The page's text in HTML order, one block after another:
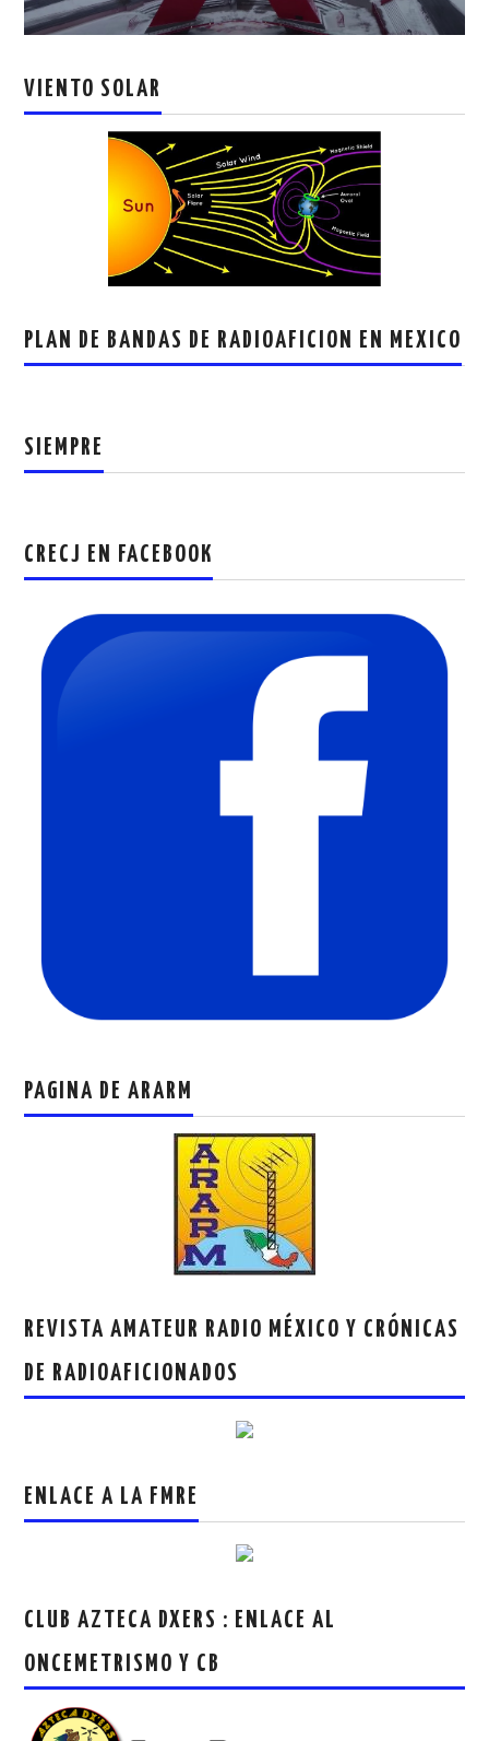
VIENTO SOLAR
PLAN DE BANDAS DE RADIOAFICION EN MEXICO
SIEMPRE
CRECJ EN FACEBOOK
PAGINA DE ARARM
REVISTA AMATEUR RADIO MÉXICO Y CRÓNICAS
DE RADIOAFICIONADOS
ENLACE A LA FMRE
CLUB AZTECA DXERS : ENLACE AL
ONCEMETRISMO Y CB